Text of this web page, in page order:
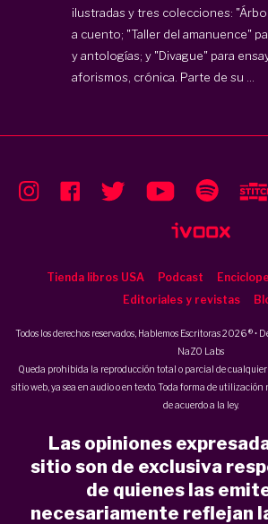
ilustradas y tres colecciones:
a cuento; "Taller del amanuence"
y antologías; y "Divague" para
aforismos, crónica. Parte de su ...
Tienda libros USA Podcast
Editoriales y revistas
Todos los derechos reservados, Hablemos Escritoras 2026 ® •
NaZO Labs
Queda prohibida la reproducción total o parcial de
sitio web, ya sea en audio o en texto. Toda forma de
de acuerdo a la ley.
Las opiniones
sitio son de exclusiva
de quienes las
necesariamente reflejan